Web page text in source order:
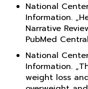
National
Information.
Narrative
PubMed
National
Information.
weight loss